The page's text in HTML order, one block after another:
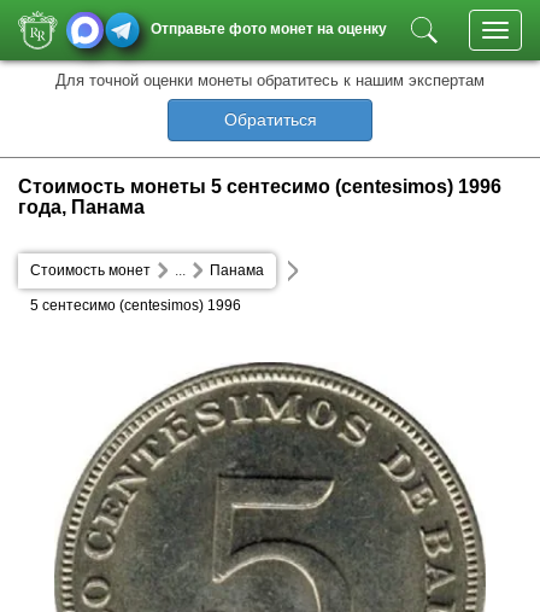
Отправьте фото монет на оценку
Для точной оценки монеты обратитесь к нашим экспертам
Обратиться
Стоимость монеты 5 сентесимо (centesimos) 1996
года, Панама
Стоимость монет Панама
...
5 сентесимо (centesimos) 1996